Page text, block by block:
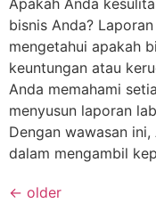
Apakah Anda
bisnis Anda?
mengetahui apakah
keuntungan atau
Anda memahami
menyusun laporan
Dengan wawasan
dalam mengambil
← older